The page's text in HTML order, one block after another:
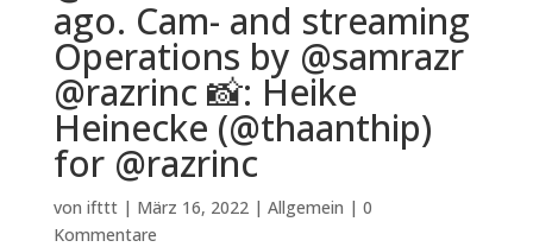
ago. Cam- and streaming
Operations by @samrazr
@razrinc 📸: Heike
Heinecke (@thaanthip)
for @razrinc
von ifttt| März 16, 2022| Allgemein | 0
Kommentare